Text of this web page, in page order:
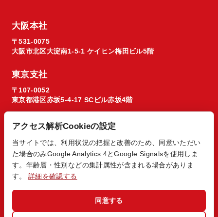
大阪本社
〒531-0075
大阪市北区大淀南1-5-1 ケイヒン梅田ビル5階
東京支社
〒107-0052
東京都港区赤坂5-4-17 SCビル赤坂4階
© 2026 Regista X1 co. ltd.
アクセス解析Cookieの設定
当サイトでは、利用状況の把握と改善のため、同意いただい
た場合のみGoogle Analytics 4とGoogle Signalsを使用しま
す。年齢層・性別などの集計属性が含まれる場合がありま
す。詳細を確認する
同意する